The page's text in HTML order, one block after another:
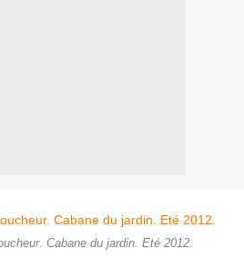
Cabane du jardin. Eté 2012.